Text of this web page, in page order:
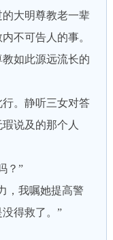
大明尊教老一辈
不可告人的事。
如此源远流长的
。静听三女对答
说及的那个人
？”
我嘱她提高警
得救了。”